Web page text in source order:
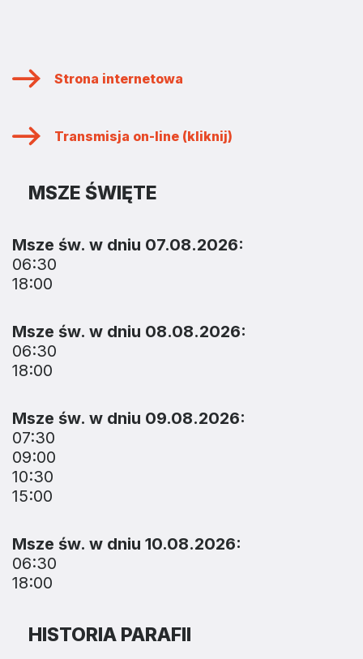
Strona internetowa
Transmisja on-line (kliknij)
MSZE ŚWIĘTE
Msze św. w dniu 07.08.2026:
06:30
18:00
Msze św. w dniu 08.08.2026:
06:30
18:00
Msze św. w dniu 09.08.2026:
07:30
09:00
10:30
15:00
Msze św. w dniu 10.08.2026:
06:30
18:00
HISTORIA PARAFII